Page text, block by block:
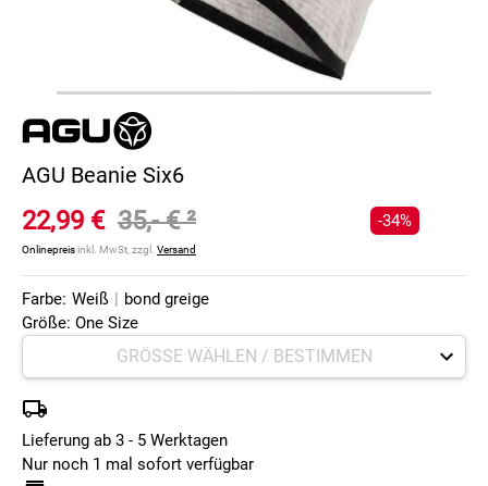
AGU Beanie Six6
22,99 € 35,- €²
Onlinepreisinkl. MwSt, zzgl. Versand
-34%
Farbe: Weiß | bond greige
Größe: One Size
Lieferung ab 3 - 5 Werktagen
Nur noch 1 mal sofort verfügbar